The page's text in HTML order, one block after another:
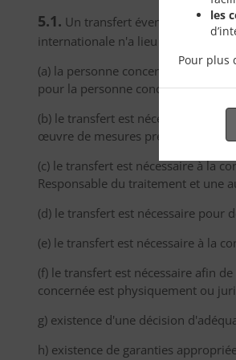
les
Pour plus
5.1. Un transfert éventuel ou un
internationale n'a lieu qu'à l'une
(a) la personne concernée a
pour la personne concernée en
(b) le transfert est nécessaire à
œuvre de mesures
(c) le transfert est nécessaire à la
Responsable du traitement et une
(d) le transfert est nécessaire pour
(e) le transfert est nécessaire à la
(f) le transfert est nécessaire afin
concernée est physiquement ou
g) existence d'une décision
h) existence de garanties